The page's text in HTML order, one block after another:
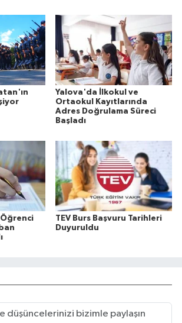
Yalova'da İlkokul ve
Ortaokul Kayıtlarında
Adres Doğrulama Süreci
Başladı
Öğrenci
TEV Burs Başvuru Tarihleri
Duyuruldu